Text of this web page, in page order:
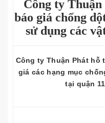
Công ty
báo giá chống
sử dụng các
Công ty Thuận Phát hỗ
giá các hạng mục
tại quận 11